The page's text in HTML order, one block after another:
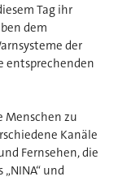
Tag ihr
dem
der
entsprechenden
Menschen zu
Kanäle
Fernsehen, die
und